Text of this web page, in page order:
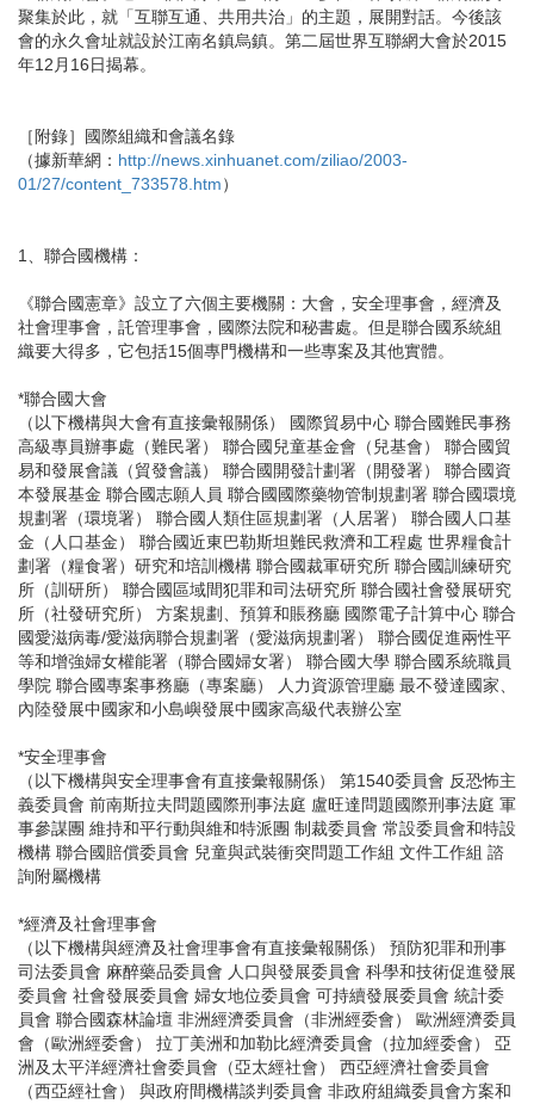
聚集於此，就「互聯互通、共用共治」的主題，展開對話。今後該
會的永久會址就設於江南名鎮烏鎮。第二屆世界互聯網大會於2015
年12月16日揭幕。
［附錄］國際組織和會議名錄
（據新華網： http://news.xinhuanet.com/ziliao/2003-
01/27/content_733578.htm）
1、聯合國機構：
《聯合國憲章》設立了六個主要機關：大會，安全理事會，經濟及
社會理事會，託管理事會，國際法院和秘書處。但是聯合國系統組
織要大得多，它包括15個專門機構和一些專案及其他實體。
*聯合國大會
（以下機構與大會有直接彙報關係） 國際貿易中心 聯合國難民事務
高級專員辦事處（難民署） 聯合國兒童基金會（兒基會） 聯合國貿
易和發展會議（貿發會議） 聯合國開發計劃署（開發署） 聯合國資
本發展基金 聯合國志願人員 聯合國國際藥物管制規劃署 聯合國環境
規劃署（環境署） 聯合國人類住區規劃署（人居署） 聯合國人口基
金（人口基金） 聯合國近東巴勒斯坦難民救濟和工程處 世界糧食計
劃署（糧食署）研究和培訓機構 聯合國裁軍研究所 聯合國訓練研究
所（訓研所） 聯合國區域間犯罪和司法研究所 聯合國社會發展研究
所（社發研究所） 方案規劃、預算和賬務廳 國際電子計算中心 聯合
國愛滋病毒/愛滋病聯合規劃署（愛滋病規劃署） 聯合國促進兩性平
等和增強婦女權能署（聯合國婦女署） 聯合國大學 聯合國系統職員
學院 聯合國專案事務廳（專案廳） 人力資源管理廳 最不發達國家、
內陸發展中國家和小島嶼發展中國家高級代表辦公室
*安全理事會
（以下機構與安全理事會有直接彙報關係） 第1540委員會 反恐怖主
義委員會 前南斯拉夫問題國際刑事法庭 盧旺達問題國際刑事法庭 軍
事參謀團 維持和平行動與維和特派團 制裁委員會 常設委員會和特設
機構 聯合國賠償委員會 兒童與武裝衝突問題工作組 文件工作組 諮
詢附屬機構
*經濟及社會理事會
（以下機構與經濟及社會理事會有直接彙報關係） 預防犯罪和刑事
司法委員會 麻醉藥品委員會 人口與發展委員會 科學和技術促進發展
委員會 社會發展委員會 婦女地位委員會 可持續發展委員會 統計委
員會 聯合國森林論壇 非洲經濟委員會（非洲經委會） 歐洲經濟委員
會（歐洲經委會） 拉丁美洲和加勒比經濟委員會（拉加經委會） 亞
洲及太平洋經濟社會委員會（亞太經社會） 西亞經濟社會委員會
（西亞經社會） 與政府間機構談判委員會 非政府組織委員會方案和